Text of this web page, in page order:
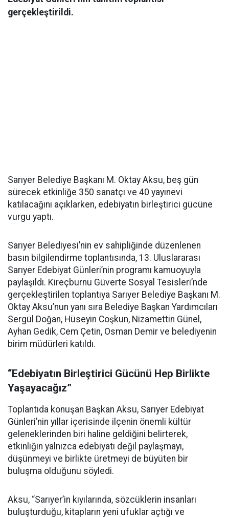
gerçekleştirildi.
Sarıyer Belediye Başkanı M. Oktay Aksu, beş gün
sürecek etkinliğe 350 sanatçı ve 40 yayınevi
katılacağını açıklarken, edebiyatın birleştirici gücüne
vurgu yaptı.
Sarıyer Belediyesi’nin ev sahipliğinde düzenlenen
basın bilgilendirme toplantısında, 13. Uluslararası
Sarıyer Edebiyat Günleri’nin programı kamuoyuyla
paylaşıldı. Kireçburnu Güverte Sosyal Tesisleri’nde
gerçekleştirilen toplantıya Sarıyer Belediye Başkanı M.
Oktay Aksu’nun yanı sıra Belediye Başkan Yardımcıları
Sergül Doğan, Hüseyin Coşkun, Nizamettin Günel,
Ayhan Gedik, Cem Çetin, Osman Demir ve belediyenin
birim müdürleri katıldı.
“Edebiyatın Birleştirici Gücünü Hep Birlikte
Yaşayacağız”
Toplantıda konuşan Başkan Aksu, Sarıyer Edebiyat
Günleri’nin yıllar içerisinde ilçenin önemli kültür
geleneklerinden biri haline geldiğini belirterek,
etkinliğin yalnızca edebiyatı değil paylaşmayı,
düşünmeyi ve birlikte üretmeyi de büyüten bir
buluşma olduğunu söyledi.
Aksu, “Sarıyer’in kıyılarında, sözcüklerin insanları
buluşturduğu, kitapların yeni ufuklar açtığı ve